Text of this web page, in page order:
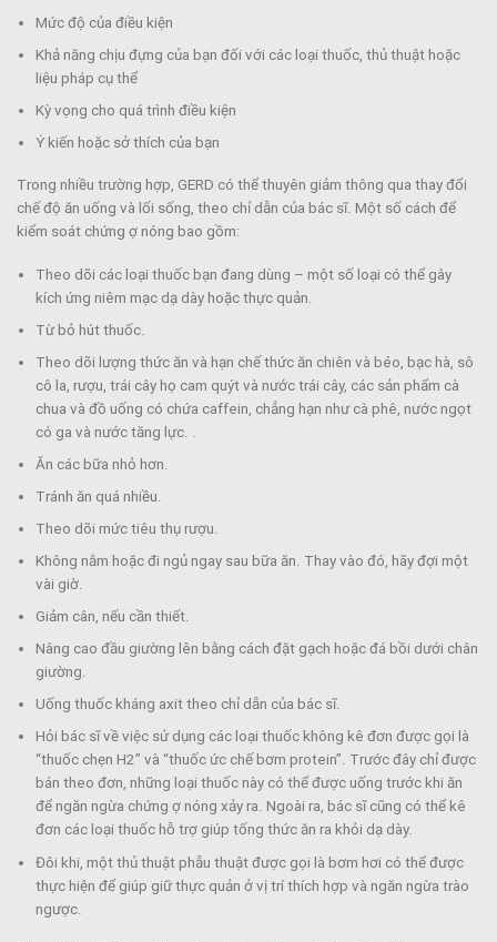
Mức độ của điều kiện
Khả năng chịu đựng của bạn đối với các loại thuốc, thủ thuật hoặc
liệu pháp cụ thể
Kỳ vọng cho quá trình điều kiện
Ý kiến ​​hoặc sở thích của bạn
Trong nhiều trường hợp, GERD có thể thuyên giảm thông qua thay đổi
chế độ ăn uống và lối sống, theo chỉ dẫn của bác sĩ. Một số cách để
kiểm soát chứng ợ nóng bao gồm:
Theo dõi các loại thuốc bạn đang dùng – một số loại có thể gây
kích ứng niêm mạc dạ dày hoặc thực quản.
Từ bỏ hút thuốc.
Theo dõi lượng thức ăn và hạn chế thức ăn chiên và béo, bạc hà, sô
cô la, rượu, trái cây họ cam quýt và nước trái cây, các sản phẩm cà
chua và đồ uống có chứa caffein, chẳng hạn như cà phê, nước ngọt
có ga và nước tăng lực. .
Ăn các bữa nhỏ hơn.
Tránh ăn quá nhiều.
Theo dõi mức tiêu thụ rượu.
Không nằm hoặc đi ngủ ngay sau bữa ăn. Thay vào đó, hãy đợi một
vài giờ.
Giảm cân, nếu cần thiết.
Nâng cao đầu giường lên bằng cách đặt gạch hoặc đá bồi dưới chân
giường.
Uống thuốc kháng axit theo chỉ dẫn của bác sĩ.
Hỏi bác sĩ về việc sử dụng các loại thuốc không kê đơn được gọi là
“thuốc chẹn H2” và “thuốc ức chế bơm protein”. Trước đây chỉ được
bán theo đơn, những loại thuốc này có thể được uống trước khi ăn
để ngăn ngừa chứng ợ nóng xảy ra. Ngoài ra, bác sĩ cũng có thể kê
đơn các loại thuốc hỗ trợ giúp tống thức ăn ra khỏi dạ dày.
Đôi khi, một thủ thuật phẫu thuật được gọi là bơm hơi có thể được
thực hiện để giúp giữ thực quản ở vị trí thích hợp và ngăn ngừa trào
ngược.